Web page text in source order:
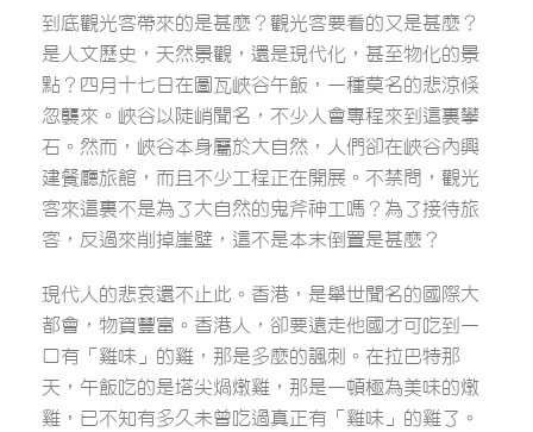
到底觀光客帶來的是甚麼？觀光客要看的又是甚麼？
是人文歷史，天然景觀，還是現代化，甚至物化的景
點？四月十七日在圖瓦峽谷午飯，一種莫名的悲涼倏
忽襲來。峽谷以陡峭聞名，不少人會專程來到這裏攀
石。然而，峽谷本身屬於大自然，人們卻在峽谷內興
建餐廳旅館，而且不少工程正在開展。不禁問，觀光
客來這裏不是為了大自然的鬼斧神工嗎？為了接待旅
客，反過來削掉崖壁，這不是本末倒置是甚麼？
現代人的悲哀還不止此。香港，是舉世聞名的國際大
都會，物資豐富。香港人，卻要遠走他國才可吃到一
口有「雞味」的雞，那是多麼的諷刺。在拉巴特那
天，午飯吃的是塔尖煱燉雞，那是一頓極為美味的燉
雞，已不知有多久未曾吃過真正有「雞味」的雞了。